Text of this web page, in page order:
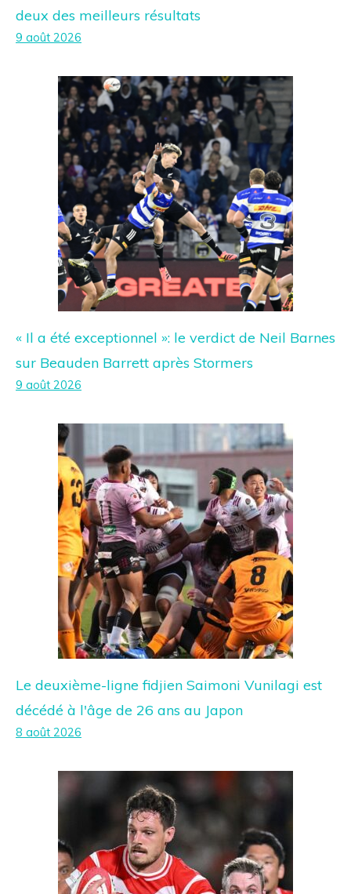
deux des meilleurs résultats
9 août 2026
« Il a été exceptionnel »: le verdict de Neil Barnes
sur Beauden Barrett après Stormers
9 août 2026
Le deuxième-ligne fidjien Saimoni Vunilagi est
décédé à l'âge de 26 ans au Japon
8 août 2026